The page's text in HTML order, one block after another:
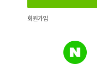
회원가입